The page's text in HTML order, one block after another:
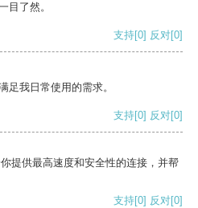
目了然。
支持[0] 反对[0]
足我日常使用的需求。
支持[0] 反对[0]
提供最高速度和安全性的连接，并帮
支持[0] 反对[0]